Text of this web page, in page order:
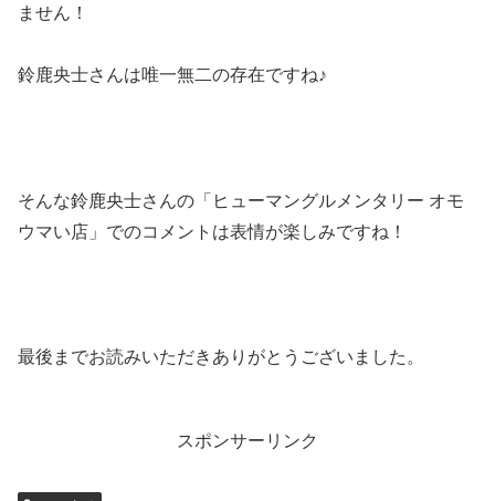
ません！
鈴鹿央士さんは唯一無二の存在ですね♪
そんな鈴鹿央士さんの「ヒューマングルメンタリー オモ
ウマい店」でのコメントは表情が楽しみですね！
最後までお読みいただきありがとうございました。
スポンサーリンク